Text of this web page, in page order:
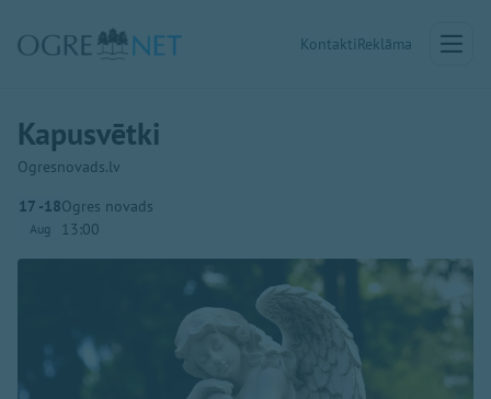
KontaktiReklāma
Kapusvētki
Ogresnovads.lv
17 -18
Aug
Ogres novads
13:00